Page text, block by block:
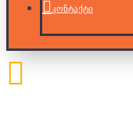
კონტაქტი